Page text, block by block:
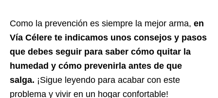
Como la prevención es siempre la mejor arma, en
Vía Célere te indicamos unos consejos y pasos
que debes seguir para saber cómo quitar la
humedad y cómo prevenirla antes de que
salga. ¡Sigue leyendo para acabar con este
problema y vivir en un hogar confortable!